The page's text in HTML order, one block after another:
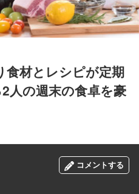
材とレシピが定期
人の週末の食卓を豪
コメントする